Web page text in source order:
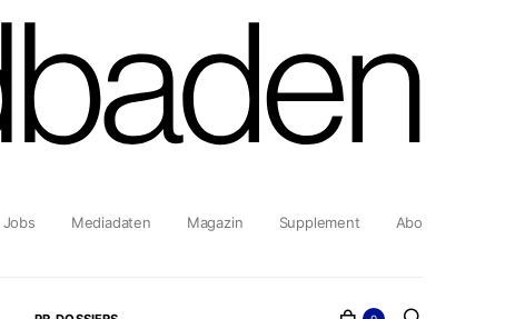
Jobs Mediadaten Magazin Supplement Abo